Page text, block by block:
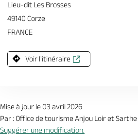
Lieu-dit Les Brosses
49140 Corze
FRANCE
Voir l'itinéraire
Mise à jour le 03 avril 2026
Par : Office de tourisme Anjou Loir et Sarthe
Suggérer une modification.